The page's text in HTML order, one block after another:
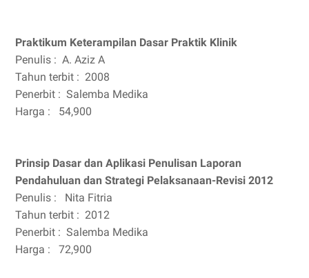
Praktikum Keterampilan Dasar Praktik Klinik
Penulis : A. Aziz A
Tahun terbit : 2008
Penerbit : Salemba Medika
Harga :
54,900
Prinsip Dasar dan Aplikasi Penulisan Laporan
Pendahuluan dan Strategi Pelaksanaan-Revisi 2012
Penulis :
Nita Fitria
Tahun terbit : 2012
Penerbit : Salemba Medika
Harga :
72,900